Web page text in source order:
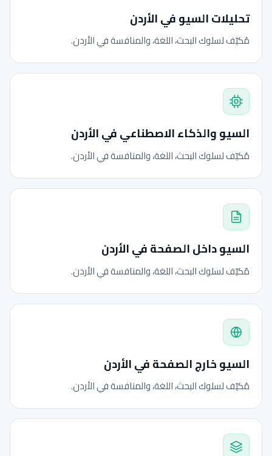
تحليلات السيو في الأردن
مُكيّف لسلوك البحث، اللغة، والمنافسة في الأردن.
السيو والذكاء الاصطناعي في الأردن
مُكيّف لسلوك البحث، اللغة، والمنافسة في الأردن.
السيو داخل الصفحة في الأردن
مُكيّف لسلوك البحث، اللغة، والمنافسة في الأردن.
السيو خارج الصفحة في الأردن
مُكيّف لسلوك البحث، اللغة، والمنافسة في الأردن.